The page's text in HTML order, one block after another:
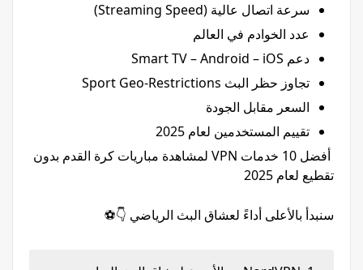
سرعة اتصال عالية (Streaming Speed)
عدد الخوادم في العالم
دعم Smart TV – Android – iOS
تجاوز حظر البث Sport Geo-Restrictions
السعر مقابل الجودة
تقييم المستخدمين لعام 2025
أفضل 10 خدمات VPN لمشاهدة مباريات كرة القدم بدون
تقطيع لعام 2025
سنبدأ بالأعلى أداءً لعشاق البث الرياضي 👇⚽